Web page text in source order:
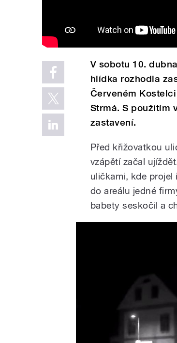
V sobotu 10.
hlídka rozhodla
Červeném
Strmá. S použitím
zastavení.
Před křižovatkou
vzápětí začal
uličkami, kde projel
do areálu jedné
babety seskočil a